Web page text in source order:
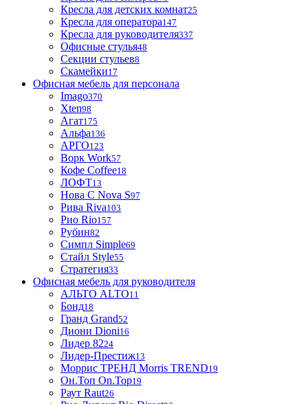
Кресла для детских комнат25
Кресла для оператора147
Кресла для руководителя337
Офисные стулья48
Секции стульев8
Скамейки17
Офисная мебель для персонала
Imago370
Xten98
Агат175
Альфа136
АРГО123
Ворк Work57
Кофе Coffee18
ЛОФТ13
Нова С Nova S97
Рива Riva103
Рио Rio157
Рубин82
Симпл Simple69
Стайл Style55
Стратегия33
Офисная мебель для руководителя
АЛЬТО ALTO11
Бонд18
Гранд Grand52
Диони Dioni16
Лидер 8224
Лидер-Престиж13
Моррис ТРЕНД Morris TREND19
Он.Топ On.Top19
Раут Raut26